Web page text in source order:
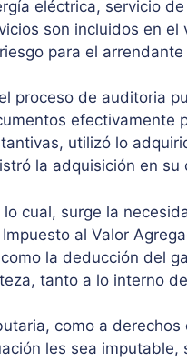
eléctrica, servicio
son incluidos en
para el
proceso de auditoria
efectivamente
utilizó lo
la adquisición en su
lo cual, surge la
al Valor
la deducción del
tanto a lo interno
como a
les sea